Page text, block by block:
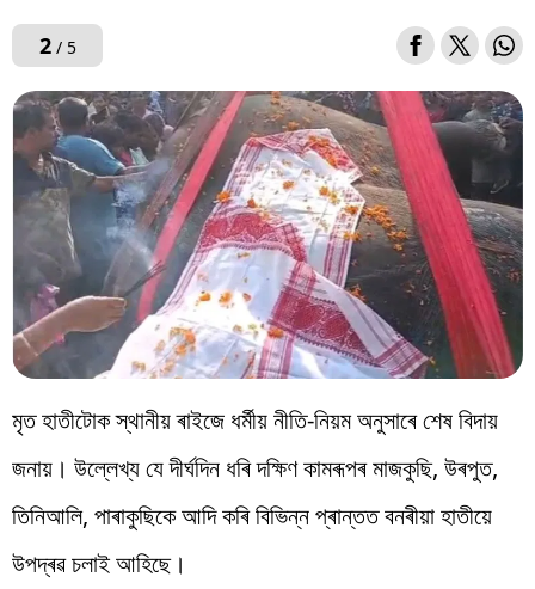
2/ 5
মৃত হাতীটোক স্থানীয় ৰাইজে ধৰ্মীয় নীতি-নিয়ম অনুসাৰে শেষ বিদায়
জনায়। উল্লেখ্য যে দীৰ্ঘদিন ধৰি দক্ষিণ কামৰূপৰ মাজকুছি, উৰপুত,
তিনিআলি, পাৰাকুছিকে আদি কৰি বিভিন্ন প্ৰান্তত বনৰীয়া হাতীয়ে
উপদ্ৰৱ চলাই আহিছে।